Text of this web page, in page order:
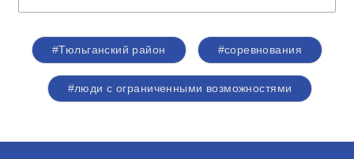
#Тюльганский район #соревнования
#люди с ограниченными возможностями